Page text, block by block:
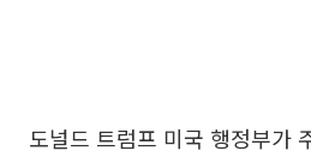
도널드 트럼프 미국 행정부가